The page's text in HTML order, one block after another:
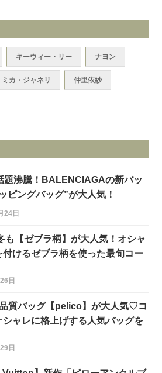
キーウィー・リー ナヨン
ミカ・ジャネリ 仲里依紗
題沸騰！BALENCIAGAの新バッ
ピングバッグ”が大人気！
24日
も【ゼブラ柄】が大人気！オシャ
付けるゼブラ柄を使った最旬コー
日
質バッグ【pelico】が大人気♡コ
シャレに格上げする人気バッグを
日